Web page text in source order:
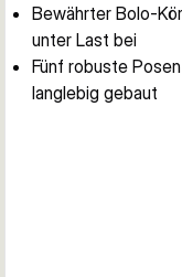
Bewährter Bolo-
unter Last bei
Fünf robuste
langlebig gebaut